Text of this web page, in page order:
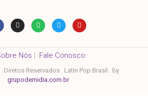
Nós Fale Conosco
Diretos Reservados . Latin Pop Brasil . by
grupodemidia.com.br